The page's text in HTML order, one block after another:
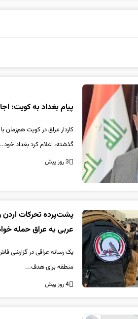
پیام بغداد به کویت:
کاردار عراق در کویت
گذشته، اعلام کرد بغداد
3 روز پیش
پشت‌پرده تحرکات اردن
عربی به عراق حمله
یک رسانه عراقی در گزارشی
منطقه برای هدف...
4 روز پیش